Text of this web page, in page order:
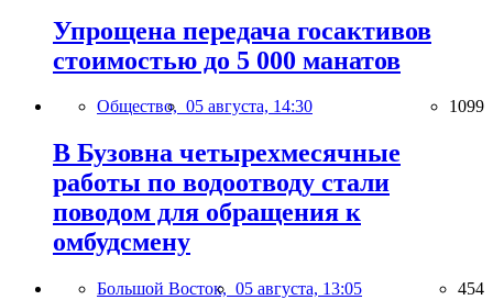
Упрощена передача госактивов
стоимостью до 5 000 манатов
Общество, 05 августа, 14:30 1099
В Бузовна четырехмесячные
работы по водоотводу стали
поводом для обращения к
омбудсмену
Большой Восток, 05 августа, 13:05 454